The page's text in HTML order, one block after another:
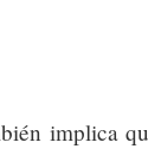
implica